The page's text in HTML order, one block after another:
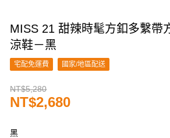
MISS 21 甜辣時髦方釦多繫帶
涼鞋－黑
宅配免運費 國家/地區配送
NT$5,280
NT$2,680
黑